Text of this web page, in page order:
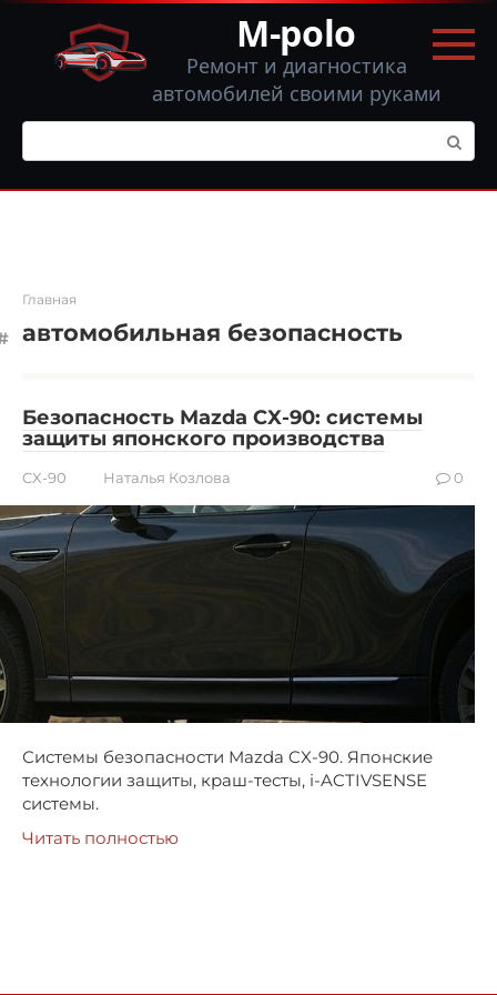
Перейти
контенту
M-polo
Ремонт и диагностика
автомобилей своими руками
Поиск:
Главная
автомобильная безопасность
Безопасность Mazda CX-90: системы
защиты японского производства
CX-90 Наталья Козлова 0
Системы безопасности Mazda CX-90. Японские
технологии защиты, краш-тесты, i-ACTIVSENSE
системы.
Читать полностью